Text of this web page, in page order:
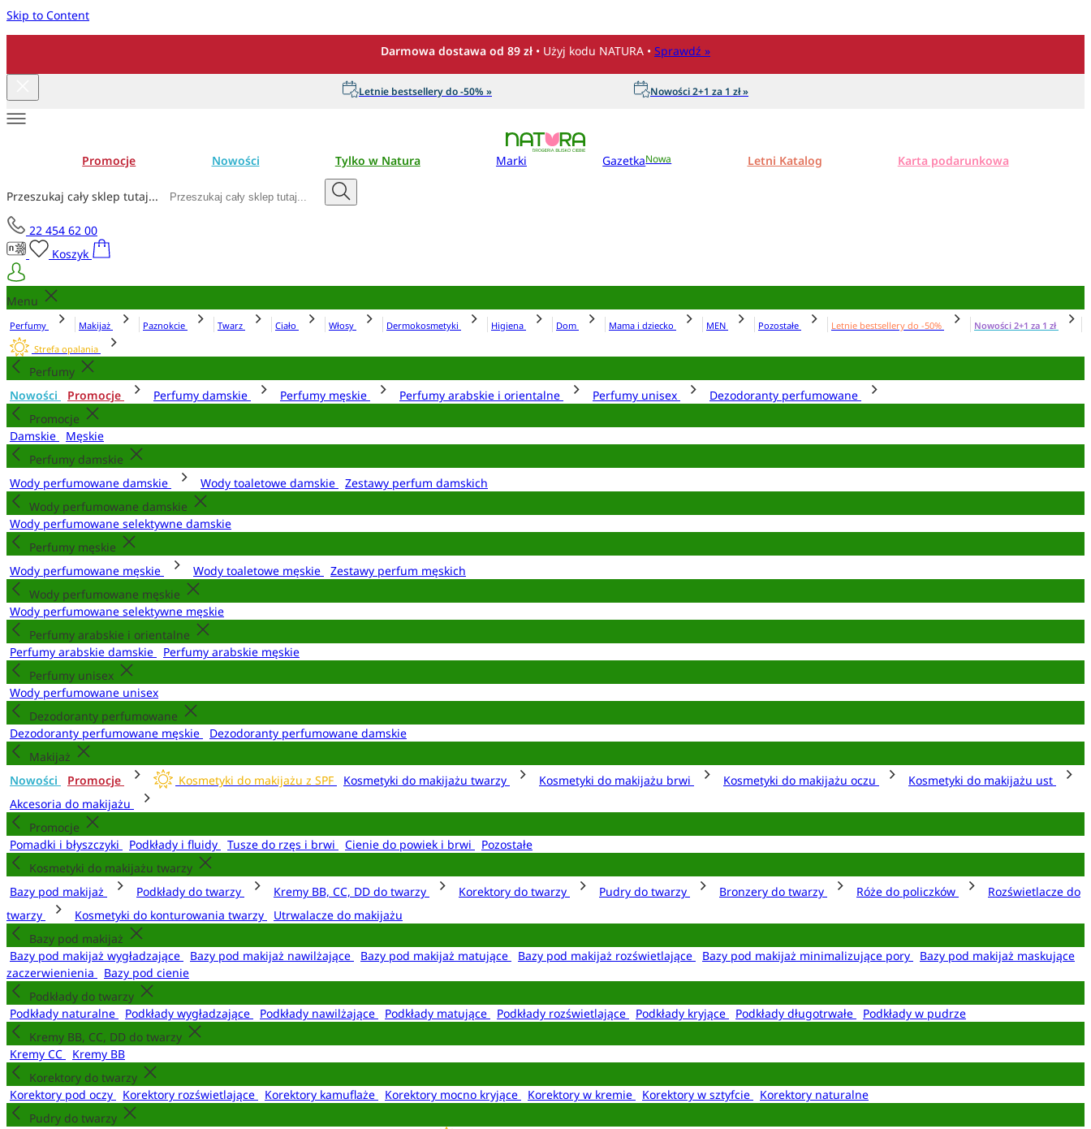
Skip to Content
Darmowa dostawa od 89 zł • Użyj kodu NATURA • Sprawdź »
Letnie bestsellery do -50% » Nowości 2+1 za 1 zł »
Promocje Nowości Tylko w Natura Marki GazetkaNowa Letni Katalog Karta podarunkowa
Przeszukaj cały sklep tutaj...
22 454 62 00
Koszyk
Menu
Perfumy Makijaż Paznokcie Twarz Ciało Włosy Dermokosmetyki Higiena Dom Mama i dziecko MEN Pozostałe Letnie bestsellery do -50%
Nowości 2+1 za 1 zł
Strefa opalania
Perfumy
Nowości
Promocje Perfumy damskie Perfumy męskie Perfumy arabskie i orientalne Perfumy unisex
Dezodoranty perfumowane
Promocje
Damskie
Męskie
Perfumy damskie
Wody perfumowane damskie
Wody toaletowe damskie
Zestawy perfum damskich
Wody perfumowane damskie
Wody perfumowane selektywne damskie
Perfumy męskie
Wody perfumowane męskie
Wody toaletowe męskie
Zestawy perfum męskich
Wody perfumowane męskie
Wody perfumowane selektywne męskie
Perfumy arabskie i orientalne
Perfumy arabskie damskie
Perfumy arabskie męskie
Perfumy unisex
Wody perfumowane unisex
Dezodoranty perfumowane
Dezodoranty perfumowane męskie
Dezodoranty perfumowane damskie
Makijaż
Nowości
Promocje Kosmetyki do makijażu z SPF Kosmetyki do makijażu twarzy Kosmetyki do makijażu brwi Kosmetyki do makijażu oczu
Kosmetyki do makijażu ust
Akcesoria do makijażu
Promocje
Pomadki i błyszczyki
Podkłady i fluidy Tusze do rzęs i brwi Cienie do powiek i brwi
Pozostałe
Kosmetyki do makijażu twarzy
Bazy pod makijaż
Podkłady do twarzy Kremy BB, CC, DD do twarzy Korektory do twarzy Pudry do twarzy Bronzery do twarzy Róże do policzków
Rozświetlacze do
twarzy
Kosmetyki do konturowania twarzy
Utrwalacze do makijażu
Bazy pod makijaż
Bazy pod makijaż wygładzające
Bazy pod makijaż nawilżające Bazy pod makijaż matujące Bazy pod makijaż rozświetlające Bazy pod makijaż minimalizujące pory
Bazy pod makijaż maskujące
zaczerwienienia
Bazy pod cienie
Podkłady do twarzy
Podkłady naturalne
Podkłady wygładzające Podkłady nawilżające Podkłady matujące Podkłady rozświetlające Podkłady kryjące Podkłady długotrwałe
Podkłady w pudrze
Kremy BB, CC, DD do twarzy
Kremy CC
Kremy BB
Korektory do twarzy
Korektory pod oczy
Korektory rozświetlające Korektory kamuflaże Korektory mocno kryjące Korektory w kremie Korektory w sztyfcie
Korektory naturalne
Pudry do twarzy